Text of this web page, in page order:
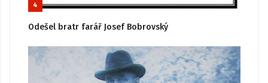
4
Odešel bratr farář Josef Bobrovský